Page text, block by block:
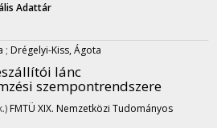
Adattár
; Drégelyi-Kiss, Ágota
lánc
szempontrendszere
FMTÜ XIX. Nemzetközi Tudományos